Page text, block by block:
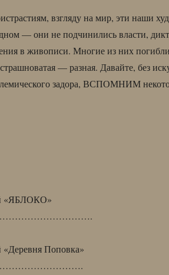
взгляду на мир, эти наши
— они не подчинились власти,
в живописи. Многие из них
— разная. Давайте, без
задора, ВСПОМНИМ
«ЯБЛОКО»
Поповка»